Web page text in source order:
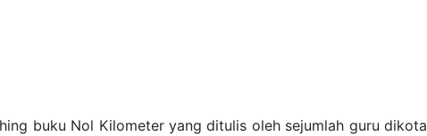
buku Nol Kilometer yang ditulis oleh sejumlah guru dikota